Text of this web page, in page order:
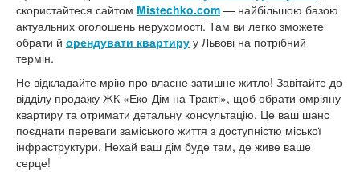
скористайтеся сайтом Mistechko.com — найбільшою базою
актуальних оголошень нерухомості. Там ви легко зможете
обрати й орендувати квартиру у Львові на потрібний
термін.
Не відкладайте мрію про власне затишне житло! Завітайте до
відділу продажу ЖК «Еко-Дім на Тракті», щоб обрати омріяну
квартиру та отримати детальну консультацію. Це ваш шанс
поєднати переваги заміського життя з доступністю міської
інфраструктури. Нехай ваш дім буде там, де живе ваше
серце!